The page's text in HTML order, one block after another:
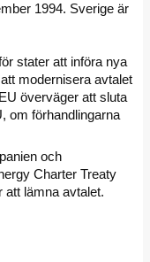
1994. Sverige är
stater att införa nya
modernisera avtalet
överväger att sluta
om förhandlingarna
och
Charter Treaty
att lämna avtalet.